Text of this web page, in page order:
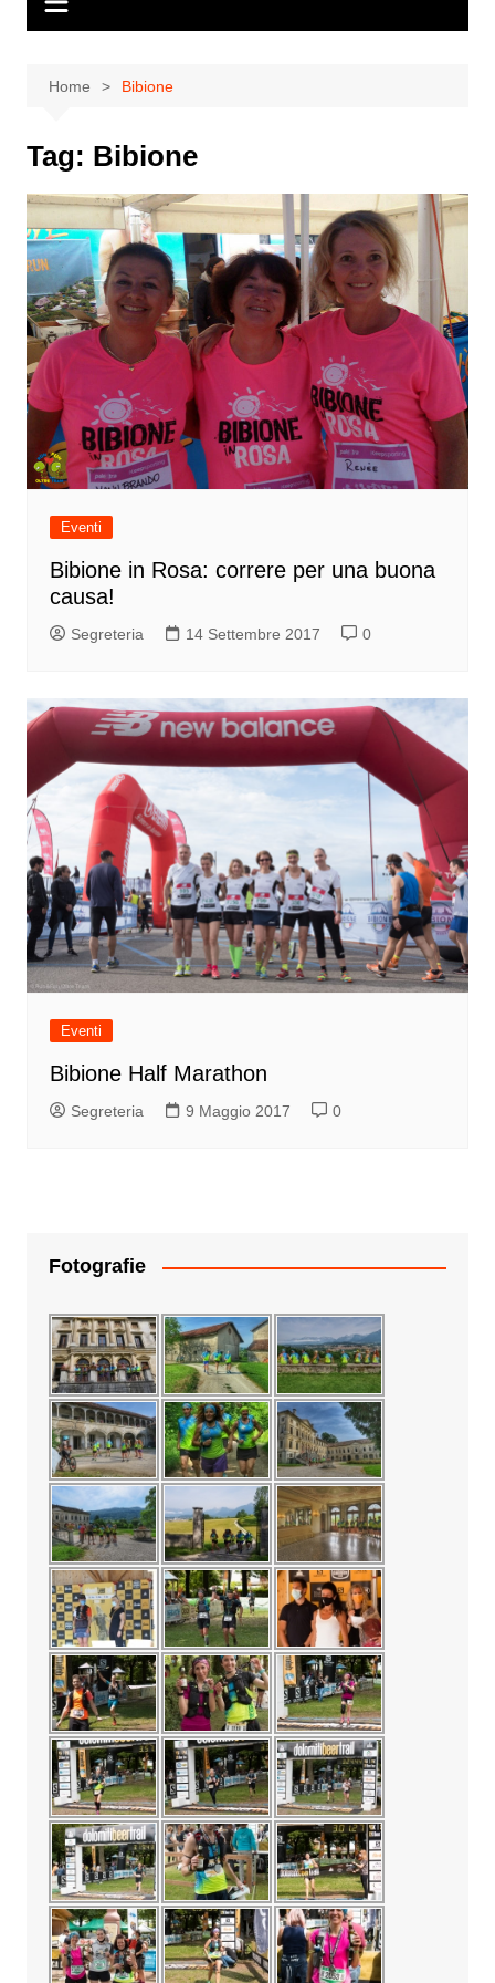
Home Bibione
Tag: Bibione
Eventi
Bibione in Rosa: correre per una buona
causa!
Segreteria 14 Settembre 2017 0
Eventi
Bibione Half Marathon
Segreteria 9 Maggio 2017 0
Fotografie